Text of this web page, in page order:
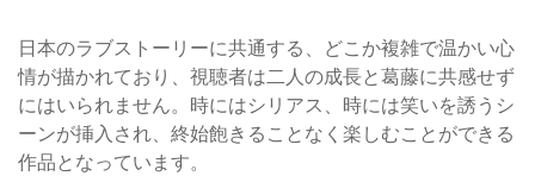
日本のラブストーリーに共通する、どこか複雑で温かい心
情が描かれており、視聴者は二人の成長と葛藤に共感せず
にはいられません。時にはシリアス、時には笑いを誘うシ
ーンが挿入され、終始飽きることなく楽しむことができる
作品となっています。